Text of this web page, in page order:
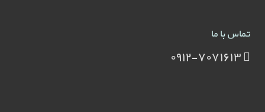
تماس با ما